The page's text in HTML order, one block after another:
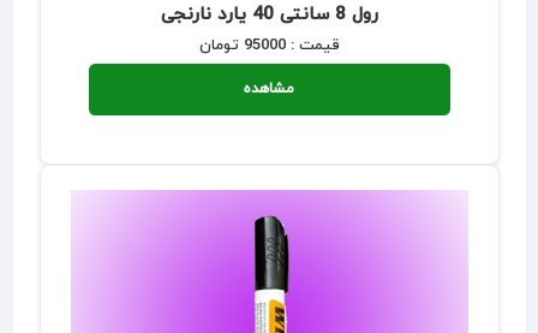
رول 8 سانتی 40 یارد نارنجی
قیمت : 95000 تومان
مشاهده